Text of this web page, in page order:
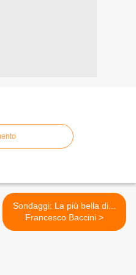
Sondaggi: La più bella di...
Francesco Baccini >